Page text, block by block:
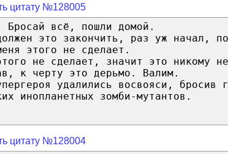
цитату №128005
всё, пошли домой.
это закончить, раз уж начал,
этого не сделает.
не сделает, значит это никому
к черту это дерьмо. Валим.
удалились восвояси, бросив
инопланетных зомби-мутантов.
цитату №128004